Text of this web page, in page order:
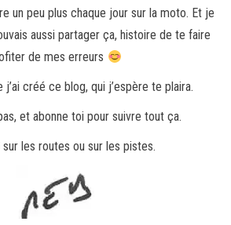
un peu plus chaque jour sur la moto. Et je
aussi partager ça, histoire de te faire
de mes erreurs
j’ai créé ce blog, qui j’espère te plaira.
et abonne toi pour suivre tout ça.
les routes ou sur les pistes.